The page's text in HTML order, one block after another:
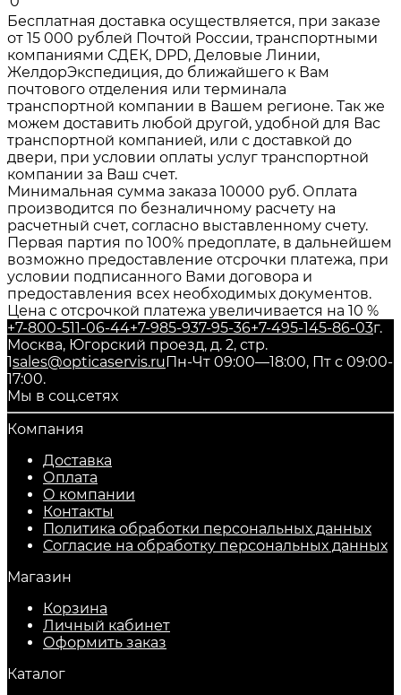
Бесплатная доставка осуществляется, при заказе
от 15 000 рублей Почтой России, транспортными
компаниями СДЕК, DPD, Деловые Линии,
ЖелдорЭкспедиция, до ближайшего к Вам
почтового отделения или терминала
транспортной компании в Вашем регионе. Так же
можем доставить любой другой, удобной для Вас
транспортной компанией, или с доставкой до
двери, при условии оплаты услуг транспортной
компании за Ваш счет.
Минимальная сумма заказа 10000 руб. Оплата
производится по безналичному расчету на
расчетный счет, согласно выставленному счету.
Первая партия по 100% предоплате, в дальнейшем
возможно предоставление отсрочки платежа, при
условии подписанного Вами договора и
предоставления всех необходимых документов.
Цена с отсрочкой платежа увеличивается на 10 %
+7-800-511-06-44+7-985-937-95-36+7-495-145-86-03г.
Москва, Югорский проезд, д. 2, стр.
1sales@opticaservis.ruПн-Чт 09:00—18:00, Пт с 09:00-
17:00.
Мы в соц.сетях
Компания
Доставка
Оплата
О компании
Контакты
Политика обработки персональных данных
Согласие на обработку персональных данных
Магазин
Корзина
Личный кабинет
Оформить заказ
Каталог